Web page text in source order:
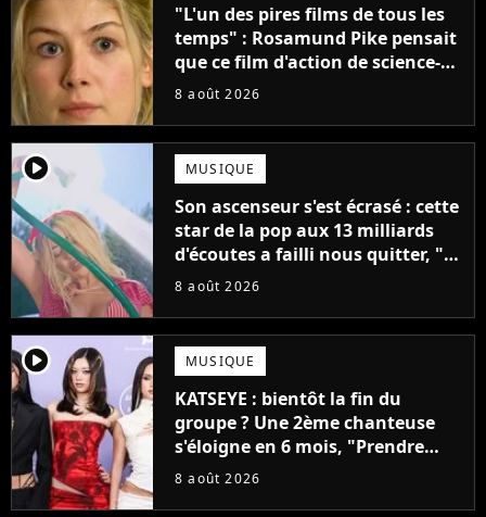
"L'un des pires films de tous les
temps" : Rosamund Pike pensait
que ce film d'action de science-
fiction avec Dwayne Johnson
8 août 2026
player2 MUSIQUE
Son ascenseur s'est écrasé : cette
star de la pop aux 13 milliards
d'écoutes a failli nous quitter, "Je
pensais ne plus jamais chanter"
8 août 2026
player2 MUSIQUE
KATSEYE : bientôt la fin du
groupe ? Une 2ème chanteuse
s'éloigne en 6 mois, "Prendre
cette décision n’a pas été facile"
8 août 2026